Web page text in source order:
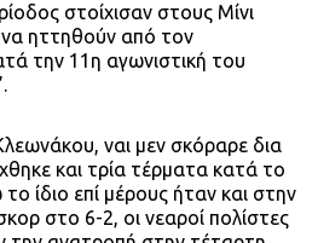
στοίχισαν στους Μίνι
ηττηθούν από τον
την 11η αγωνιστική του
ναι μεν σκόραρε δια
και τρία τέρματα κατά το
ίδιο επί μέρους ήταν και στην
στο 6-2, οι νεαροί πολίστες